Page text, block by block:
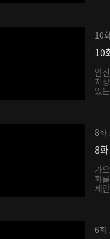
10
10
안
치
있
8화
8화
가
화
제
6화